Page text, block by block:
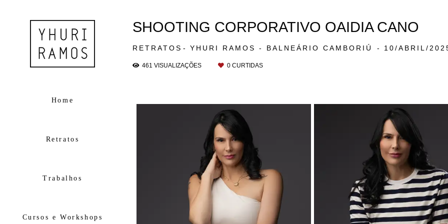
Home
Retratos
Trabalhos
Cursos e Workshops
RETRATOS YHURI RAMOS - BALNEÁRIO CAMBORIÚ 10/ABRIL/
SHOOTING CORPORATIVO OAIDIA CANO
461 VISUALIZAÇÕES 0 CURTIDAS